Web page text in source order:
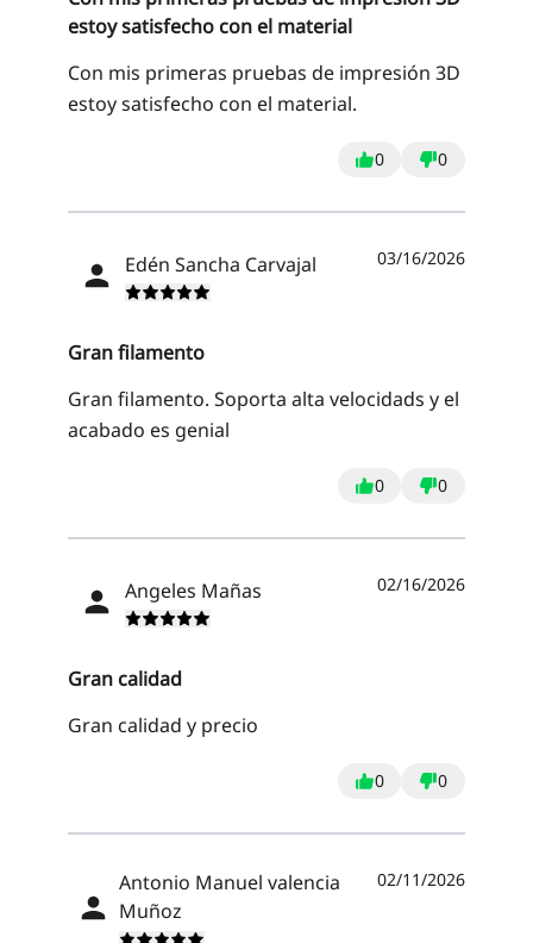
estoy satisfecho con el material
Con mis primeras pruebas de impresión 3D
estoy satisfecho con el material.
0 0
Edén Sancha Carvajal 03/16/2026
Gran filamento
Gran filamento. Soporta alta velocidads y el
acabado es genial
0 0
Angeles Mañas 02/16/2026
Gran calidad
Gran calidad y precio
0 0
Antonio Manuel valencia
Muñoz
02/11/2026